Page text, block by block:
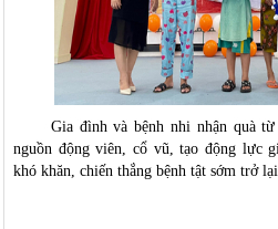
Gia đình và bệnh nhi nhận quà
nguồn động viên, cổ vũ,
tạo động lực
khó khăn, chiến thắng bệnh tật sớm trở